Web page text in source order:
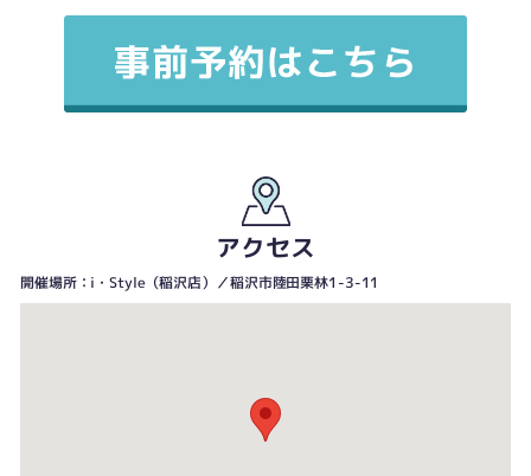
アクセス
開催場所：i・Style（稲沢店）／稲沢市陸田栗林1-3-11